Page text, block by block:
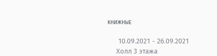
КНИЖНЫЕ
10.09.2021 - 26.09.2021
Холл 3 этажа